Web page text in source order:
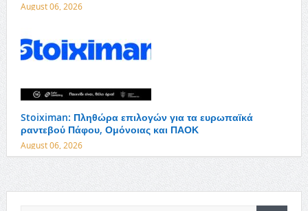
August 06, 2026
Stoiximan: Πληθώρα επιλογών για τα ευρωπαϊκά
ραντεβού Πάφου, Ομόνοιας και ΠΑΟΚ
August 06, 2026